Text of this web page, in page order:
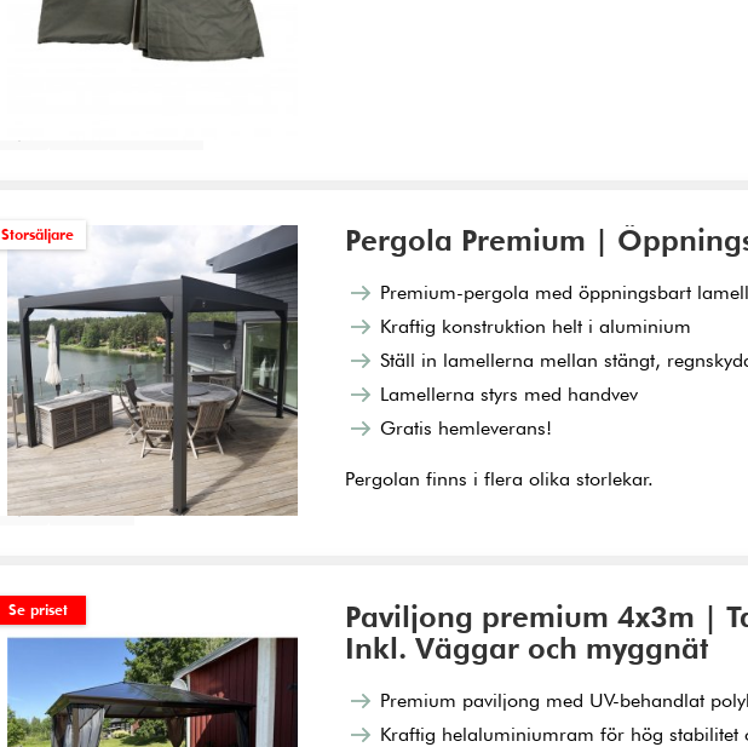
Storsäljare Pergola Premium |
Premium-pergola med öppningsbart
Kraftig konstruktion helt i aluminium
Ställ in lamellerna mellan stängt,
Lamellerna styrs med handvev
Gratis hemleverans!
Pergolan finns i flera olika storlekar.
Se alla
Se priset
Paviljong premium 4x3m |
Inkl. Väggar och myggnät
Premium paviljong med UV-behandlat
Kraftig helaluminiumram för hög stabilitet